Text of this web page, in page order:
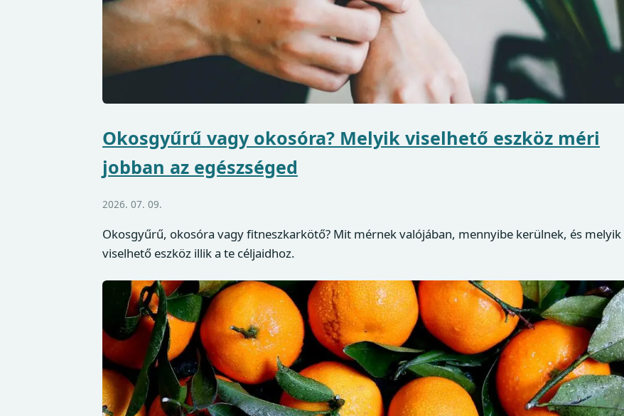
Okosgyűrű vagy okosóra? Melyik viselhető eszköz méri
jobban az egészséged
2026. 07. 09.
Okosgyűrű, okosóra vagy fitneszkarkötő? Mit mérnek valójában, mennyibe kerülnek, és melyik
viselhető eszköz illik a te céljaidhoz.